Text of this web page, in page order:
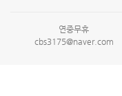
연중무휴
cbs3175@naver.com